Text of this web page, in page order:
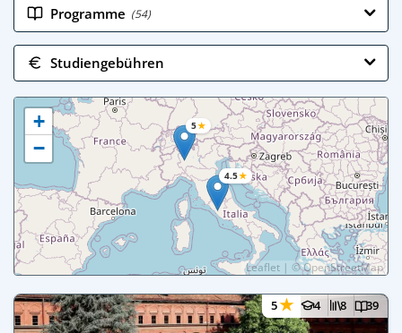
Programme (54)
Studiengebühren
5★
4.5★
+
−
Leaflet | ©OpenStreetMap
5★ 4 8 39